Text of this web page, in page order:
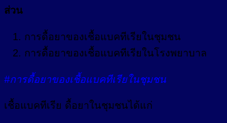
ส่วน
การดื้อยาของเชื้อแบคทีเรียในชุมชน
การดื้อยาของเชื้อแบคทีเรียในโรงพยาบาล
#การดื้อยาของเชื้อแบคทีเรียในชุมชน
เชื้อแบคทีเรีย ดื้อยาในชุมชนได้แก่